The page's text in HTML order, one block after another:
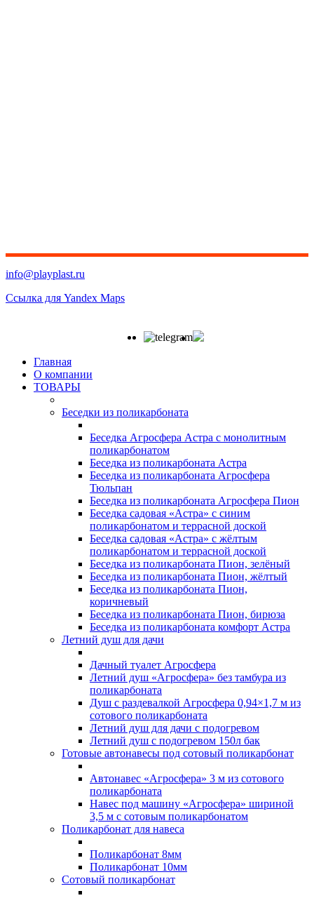
info@playplast.ru
Ссылка для Yandex Maps
Главная
О компании
ТОВАРЫ
Беседки из поликарбоната
Беседка Агросфера Астра с монолитным
поликарбонатом
Беседка из поликарбоната Астра
Беседка из поликарбоната Агросфера
Тюльпан
Беседка из поликарбоната Агросфера Пион
Беседка садовая «Астра» с синим
поликарбонатом и террасной доской
Беседка садовая «Астра» с жёлтым
поликарбонатом и террасной доской
Беседка из поликарбоната Пион, зелёный
Беседка из поликарбоната Пион, жёлтый
Беседка из поликарбоната Пион,
коричневый
Беседка из поликарбоната Пион, бирюза
Беседка из поликарбоната комфорт Астра
Летний душ для дачи
Дачный туалет Агросфера
Летний душ «Агросфера» без тамбура из
поликарбоната
Душ с раздевалкой Агросфера 0,94×1,7 м из
сотового поликарбоната
Летний душ для дачи с подогревом
Летний душ с подогревом 150л бак
Готовые автонавесы под сотовый поликарбонат
Автонавес «Агросфера» 3 м из сотового
поликарбоната
Навес под машину «Агросфера» шириной
3,5 м с сотовым поликарбонатом
Поликарбонат для навеса
Поликарбонат 8мм
Поликарбонат 10мм
Сотовый поликарбонат